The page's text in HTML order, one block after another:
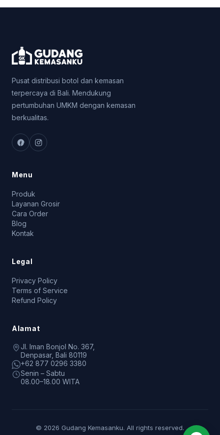
Pusat distribusi botol dan kemasan
terpercaya di Bali. Mendukung
pertumbuhan UMKM dengan kemasan
berkualitas.
Menu
Produk
Layanan Grosir
Cara Order
Blog
Kontak
Legal
Privacy Policy
Terms of Service
Refund Policy
Alamat
Jl. Iman Bonjol No. 367,
Denpasar, Bali 80119
+62 877 0296 3380
Senin – Sabtu
08.00–18.00 WITA
© 2026 Gudang Kemasanku. All rights reserved.